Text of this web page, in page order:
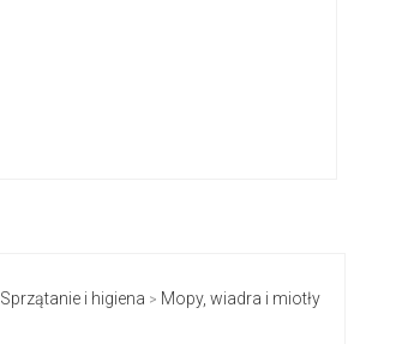
Sprzątanie i higiena > Mopy, wiadra i miotły